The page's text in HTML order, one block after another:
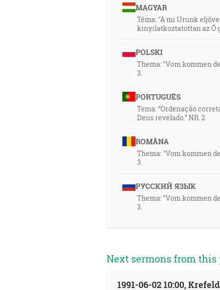
MAGYAR
Téma: "A mi Urunk
kinyilatkoztatottan az Ő
POLSKI
Thema: "Vom kommen
3.
PORTUGUÊS
Tema: “Ordenação
Deus revelado.” NR. 2
ROMÂNA
Thema: "Vom kommen
3.
РУССКИЙ ЯЗЫК
Thema: "Vom kommen
3.
Next sermons from this
1991-06-02 10:00,